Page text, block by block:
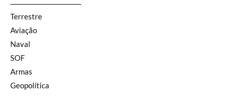
Terrestre
Aviação
Naval
SOF
Armas
Geopolítica